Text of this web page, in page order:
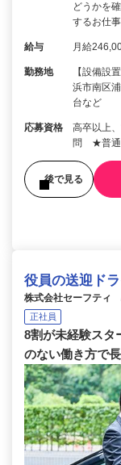
どうかを
するお仕
給与 月給
勤務地
【設備設
浜市南区
台など
応募資格
高卒以上
問 ★普通
後で見る
役員の送迎ド
株式会社セーフティ
正社員
8割が未経験スタ
のない働き方で